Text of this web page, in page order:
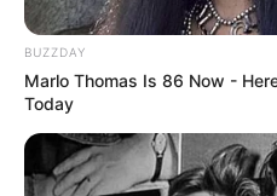
Megan Domani
BUZZDAY
Marlo Thomas Is 86 Now -
Today